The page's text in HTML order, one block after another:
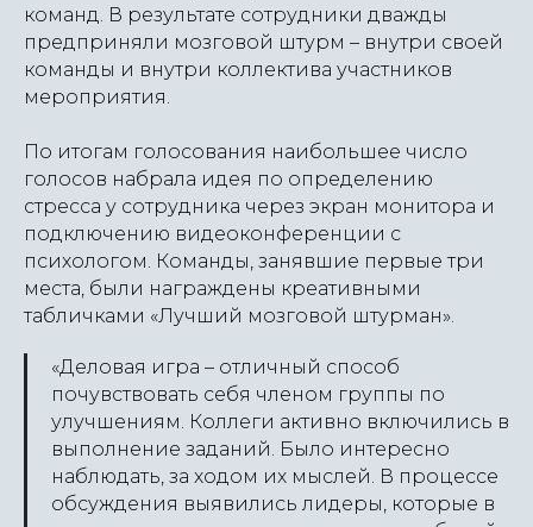
команд. В результате сотрудники дважды
предприняли мозговой штурм – внутри своей
команды и внутри коллектива участников
мероприятия.
По итогам голосования наибольшее число
голосов набрала идея по определению
стресса у сотрудника через экран монитора и
подключению видеоконференции с
психологом. Команды, занявшие первые три
места, были награждены креативными
табличками «Лучший мозговой штурман».
«Деловая игра – отличный способ
почувствовать себя членом группы по
улучшениям. Коллеги активно включились в
выполнение заданий. Было интересно
наблюдать, за ходом их мыслей. В процессе
обсуждения выявились лидеры, которые в